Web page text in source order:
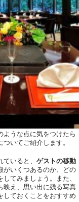
ような点に気をつけたら
いてご紹介します。
いると、 ゲストの移動
がいくつあるのか、どの
てみましょう。また、
映え、思い出に残る写真
しておくことをおすすめ